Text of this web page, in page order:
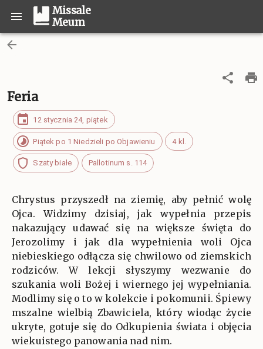
Missale
Meum
Feria
12 stycznia 24, piątek
Piątek po 1 Niedzieli po Objawieniu 4 kl.
Szaty białe Pallotinum s. 114
Chrystus przyszedł na ziemię, aby pełnić wolę
Ojca. Widzimy dzisiaj, jak wypełnia przepis
nakazujący udawać się na większe święta do
Jerozolimy i jak dla wypełnienia woli Ojca
niebieskiego odłącza się chwilowo od ziemskich
rodziców. W lekcji słyszymy wezwanie do
szukania woli Bożej i wiernego jej wypełniania.
Modlimy się o to w kolekcie i pokomunii. Śpiewy
mszalne wielbią Zbawiciela, który wiodąc życie
ukryte, gotuje się do Odkupienia świata i objęcia
wiekuistego panowania nad nim.